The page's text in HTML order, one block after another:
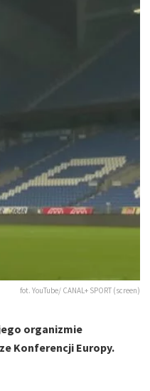
fot. YouTube/ CANAL+ SPORT (screen)
organizmie
Konferencji Europy.